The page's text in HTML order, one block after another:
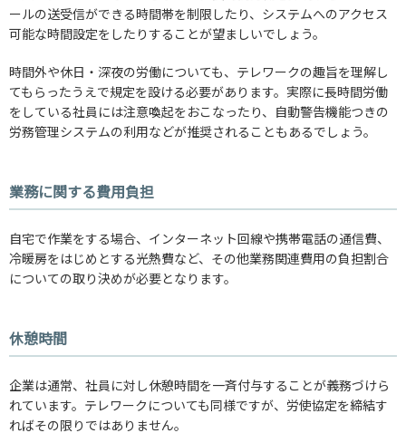
ールの送受信ができる時間帯を制限したり、システムへのアクセス
可能な時間設定をしたりすることが望ましいでしょう。
時間外や休日・深夜の労働についても、テレワークの趣旨を理解し
てもらったうえで規定を設ける必要があります。実際に長時間労働
をしている社員には注意喚起をおこなったり、自動警告機能つきの
労務管理システムの利用などが推奨されることもあるでしょう。
業務に関する費用負担
自宅で作業をする場合、インターネット回線や携帯電話の通信費、
冷暖房をはじめとする光熱費など、その他業務関連費用の負担割合
についての取り決めが必要となります。
休憩時間
企業は通常、社員に対し休憩時間を一斉付与することが義務づけら
れています。テレワークについても同様ですが、労使協定を締結す
ればその限りではありません。